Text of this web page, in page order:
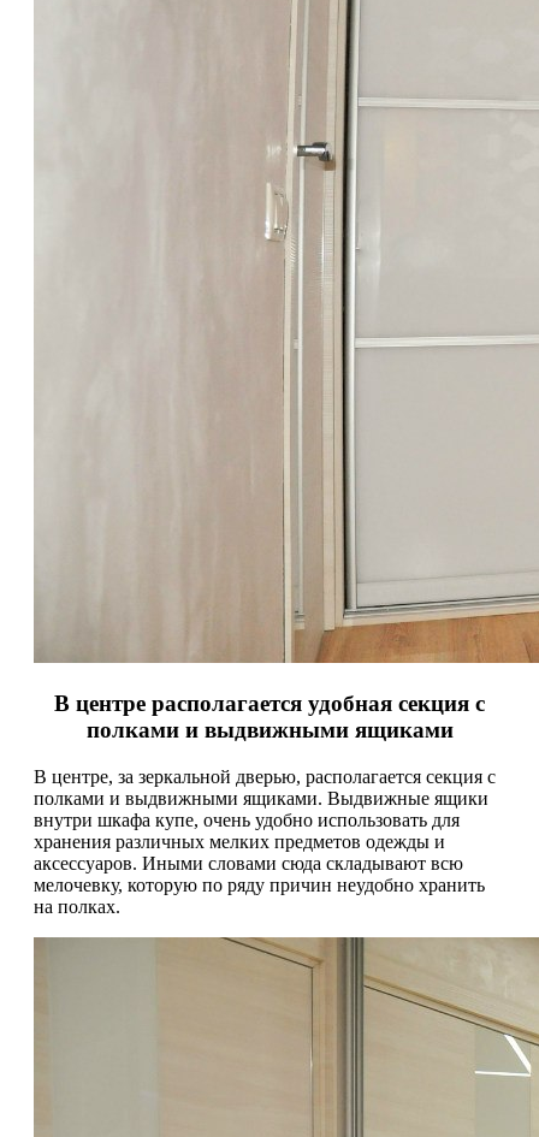
В центре располагается удобная секция с
полками и выдвижными ящиками
В центре, за зеркальной дверью, располагается секция с
полками и выдвижными ящиками. Выдвижные ящики
внутри шкафа купе, очень удобно использовать для
хранения различных мелких предметов одежды и
аксессуаров. Иными словами сюда складывают всю
мелочевку, которую по ряду причин неудобно хранить
на полках.